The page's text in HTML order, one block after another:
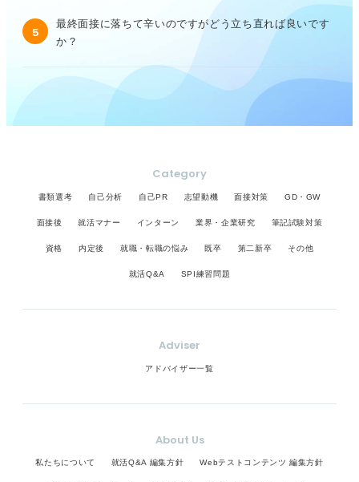
5
最終面接に落ちて辛いのですがどう立ち直れば良いです
か？
Category
書類選考 自己分析 自己PR 志望動機 面接対策 GD・GW
面接後 就活マナー インターン 業界・企業研究 筆記試験対策
資格 内定後 就職・転職の悩み 既卒 第二新卒 その他
就活Q&A SPI練習問題
Adviser
アドバイザー一覧
About Us
私たちについて 就活Q&A 編集方針 Webテストコンテンツ 編集方針